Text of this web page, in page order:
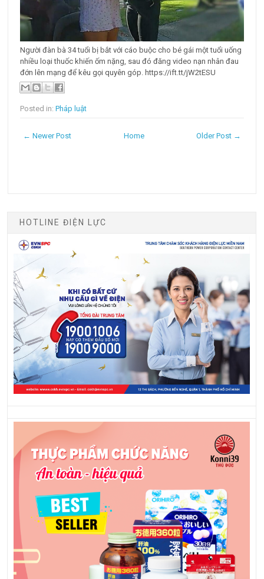
Người đàn bà 34 tuổi bị bắt với cáo buộc cho bé gái một tuổi uống
nhiều loại thuốc khiến ốm nặng, sau đó đăng video nạn nhân đau
đớn lên mạng để kêu gọi quyên góp. https://ift.tt/jW2tESU
Posted in:Pháp luật
← Newer Post Older Post →
Home
HOTLINE ĐIỆN LỰC